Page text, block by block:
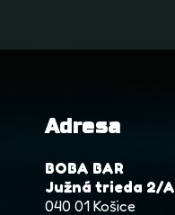
Adresa
BOBA BAR
Južná trieda 2/A
040 01 Košice